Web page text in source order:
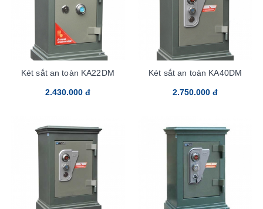
Két sắt an toàn KA22DM
2.430.000 đ
Két sắt an toàn KA40DM
2.750.000 đ